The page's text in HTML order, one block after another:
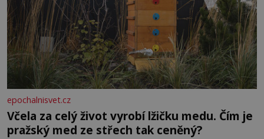
epochalnisvet.cz
Včela za celý život vyrobí lžičku medu. Čím je
pražský med ze střech tak ceněný?